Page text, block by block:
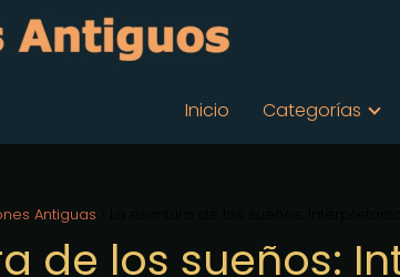
Inicio Categorías
Antiguas
de los sueños: